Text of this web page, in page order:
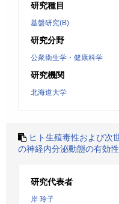
研究種目
基盤研究(B)
研究分野
公衆衛生学・健康科学
研究機関
北海道大学
ヒト生殖毒性および次
の神経内分泌動態の有効性
研究代表者
岸 玲子